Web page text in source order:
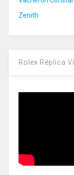
Zenith
Rolex Réplica